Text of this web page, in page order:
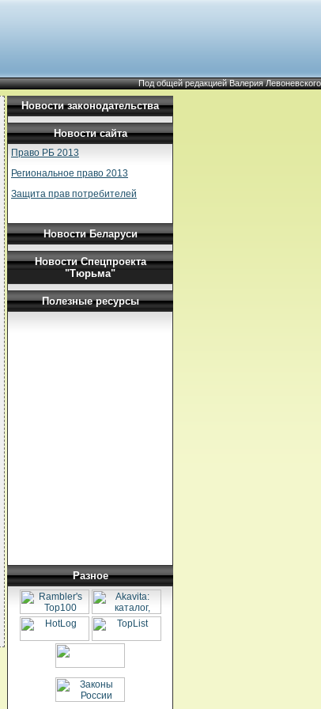
Под общей редакцией Валерия Левоневского
Новости законодательства
Новости сайта
Право РБ 2013
Региональное право 2013
Защита прав потребителей
Новости Беларуси
Новости Спецпроекта
"Тюрьма"
Полезные ресурсы
Разное